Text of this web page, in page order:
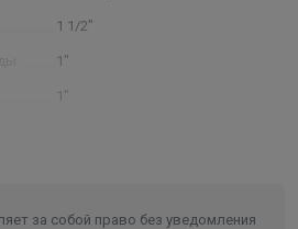
1 1/2"
1"
1"
за собой право без уведомления